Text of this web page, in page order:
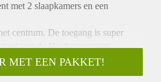
met 2 slaapkamers en een
centrum. De toegang is super
van de Hinthamerstraat.
entree met lift en
MET EEN PAKKET!